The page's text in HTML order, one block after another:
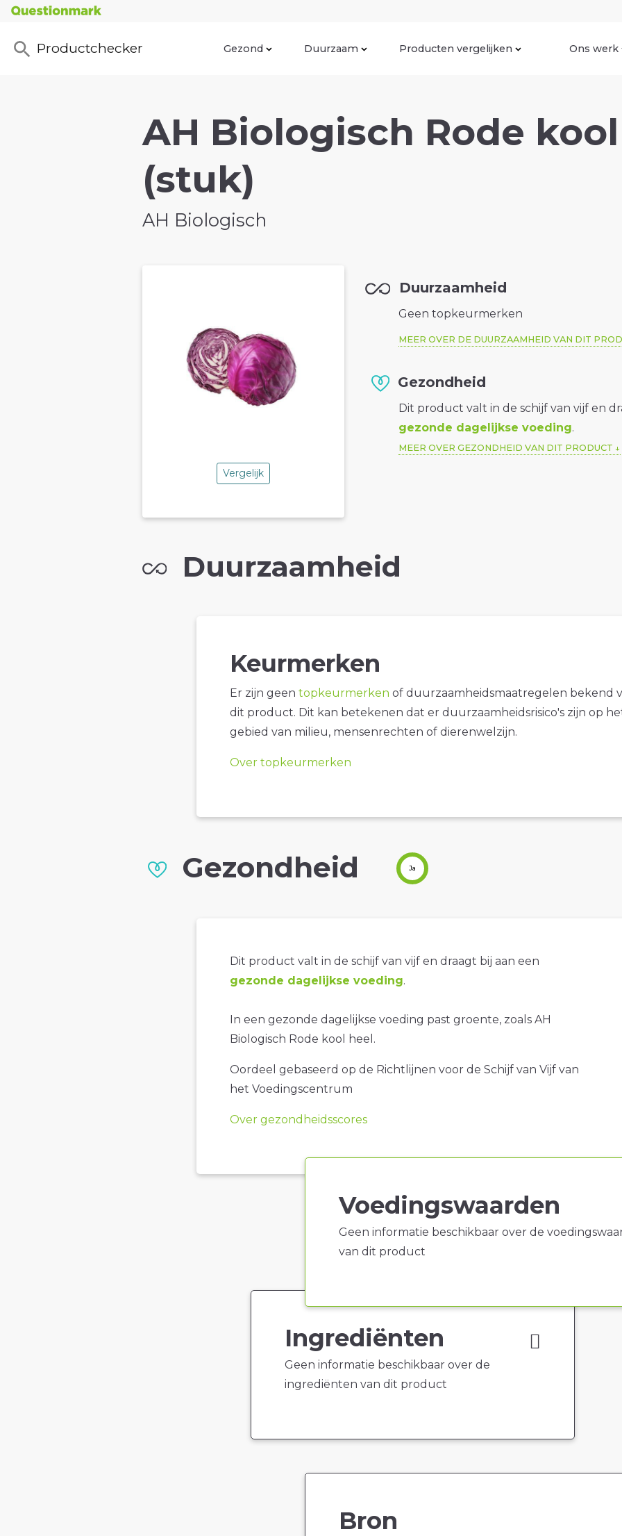
Productchecker Gezond Duurzaam Producten vergelijken Ons werk
AH Biologisch Rode
(stuk)
AH Biologisch
Vergelijk
Duurzaamheid
Geen topkeurmerken
MEER OVER DE DUURZAAMHEID VAN DIT
Gezondheid
Dit product valt in de schijf van vijf en
gezonde dagelijkse voeding.
MEER OVER GEZONDHEID VAN DIT PRODUCT
Duurzaamheid
Keurmerken
Er zijn geen topkeurmerken of duurzaamheidsmaatregelen bekend
dit product. Dit kan betekenen dat er duurzaamheidsrisico's zijn op
gebied van milieu, mensenrechten of dierenwelzijn.
Over topkeurmerken
Gezondheid Ja
Dit product valt in de schijf van vijf en draagt bij aan een
gezonde dagelijkse voeding.
In een gezonde dagelijkse voeding past groente, zoals AH
Biologisch Rode kool heel.
Oordeel gebaseerd op de Richtlijnen voor de Schijf van Vijf van
het Voedingscentrum
Over gezondheidsscores
Voedingswaarden
Geen informatie beschikbaar over de
van dit product
Ingrediënten
Geen informatie beschikbaar over de
ingrediënten van dit product
Bron